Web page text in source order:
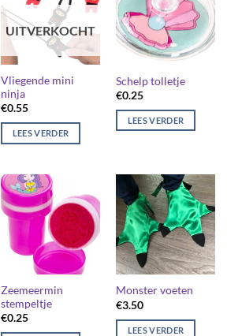
UITVERKOCHT
Vliegende mini
ninja
€0.55
LEES VERDER
Schelp tolletje
€0.25
LEES VERDER
Zeemeermin
stempeltje
€0.25
Monster voeten
€3.50
LEES VERDER